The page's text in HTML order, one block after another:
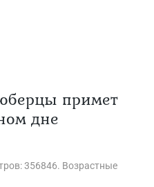
примет
дне
356846. Возрастные